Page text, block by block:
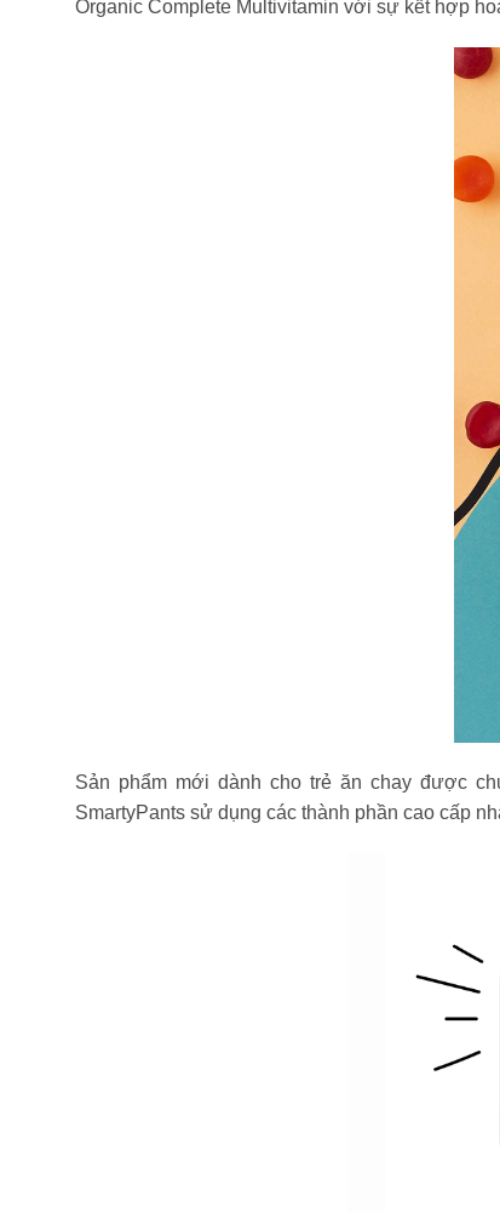
Organic Complete Multivitamin với sự kết hợp
Sản phẩm mới dành cho trẻ ăn chay được
SmartyPants sử dụng các thành phần cao cấp